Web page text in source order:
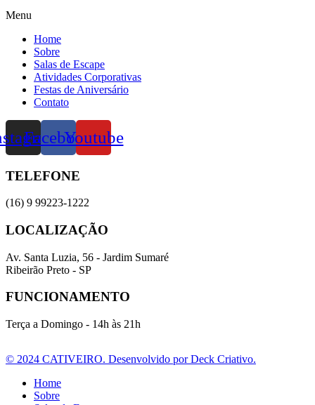
Menu
Home
Sobre
Salas de Escape
Atividades Corporativas
Festas de Aniversário
Contato
FacebookYoutube
TELEFONE
(16) 9 99223-1222
LOCALIZAÇÃO
Av. Santa Luzia, 56 - Jardim Sumaré
Ribeirão Preto - SP
FUNCIONAMENTO
Terça a Domingo - 14h às 21h
© 2024 CATIVEIRO. Desenvolvido por Deck Criativo.
Home
Sobre